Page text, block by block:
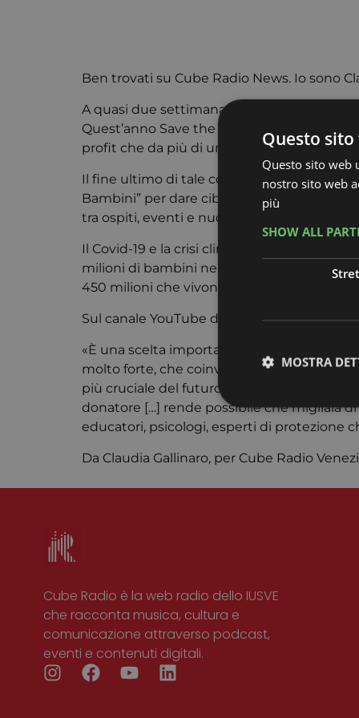
Ben trovati su Cube Radio News. Io sono
A quasi due settimana dalla fine del
Quest’anno Save the Children ha
profit che da più di un secolo si batte per
Il fine ultimo di tale collaborazione è
Bambini” per dare cibo, possibilità
tra ospiti, eventi e nuovi format, è stato
Il Covid-19 e la crisi climatica, infatti,
milioni di bambini nel mondo: parliamo di
450 milioni che vivono in zone di conflitto,
Sul canale YouTube di IUSVE-CubeRadio
«È una scelta importantissima – afferma
molto forte, che coinvolge tutti attraverso
più cruciale del futuro di milioni di
donatore […] rende possibile che migliaia
educatori, psicologi, esperti di protezione
Da Claudia Gallinaro, per Cube Radio
Cube Radio è la web radio dello IUSVE
che racconta musica, cultura e
comunicazione attraverso podcast,
eventi e contenuti digitali.
Questo
Questo sito web
nostro sito web
più
SHOW ALL
MOSTRA